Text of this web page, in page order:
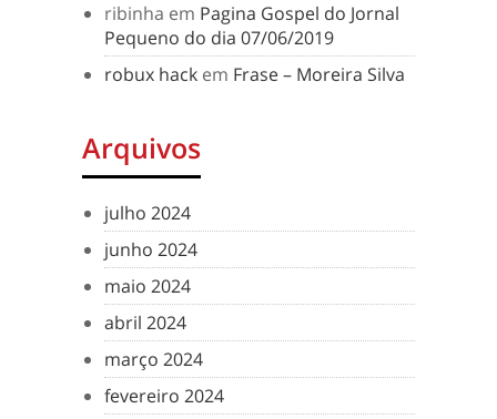
ribinha em Pagina Gospel do Jornal
Pequeno do dia 07/06/2019
robux hack em Frase – Moreira Silva
Arquivos
julho 2024
junho 2024
maio 2024
abril 2024
março 2024
fevereiro 2024